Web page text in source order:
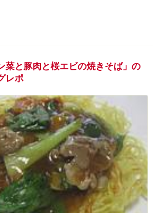
菜と豚肉と桜エビの焼きそば」の
レポ